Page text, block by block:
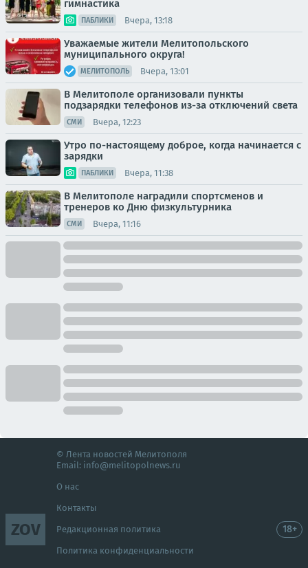
гимнастика
ПАБЛИКИ Вчера, 13:18
Уважаемые жители Мелитопольского
муниципального округа!
МЕЛИТОПОЛЬ Вчера, 13:01
В Мелитополе организовали пункты
подзарядки телефонов из-за отключений света
СМИ Вчера, 12:23
Утро по-настоящему доброе, когда начинается с
зарядки
ПАБЛИКИ Вчера, 11:38
В Мелитополе наградили спортсменов и
тренеров ко Дню физкультурника
СМИ Вчера, 11:16
ZOV
© Лента новостей Мелитополя
Email: info@melitopolnews.ru
О нас
Контакты
Редакционная политика
Политика конфиденциальности
18+